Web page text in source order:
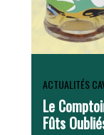
ACTUALITÉS
Le
Fûts